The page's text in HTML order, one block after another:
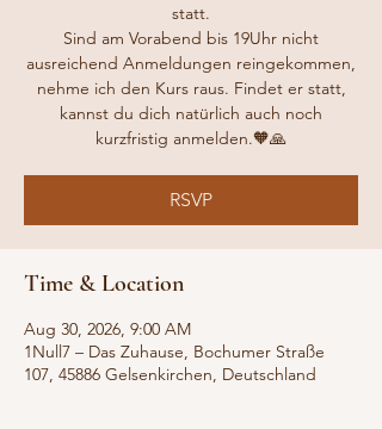
statt.
Sind am Vorabend bis 19Uhr nicht
ausreichend Anmeldungen reingekommen,
nehme ich den Kurs raus. Findet er statt,
kannst du dich natürlich auch noch
RSVP
Time & Location
Aug 30, 2026, 9:00 AM
1Null7 – Das Zuhause, Bochumer Straße
107, 45886 Gelsenkirchen, Deutschland